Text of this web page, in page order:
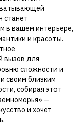
станет
в вашем интерьере,
и красоты.
вызов для
сложности и
своим близким
собирая этот
—
и хочет